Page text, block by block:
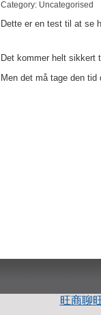
Category: Uncategorised
Dette er en test til at se
Det kommer helt sikkert
Men det må tage den tid
旺商聊